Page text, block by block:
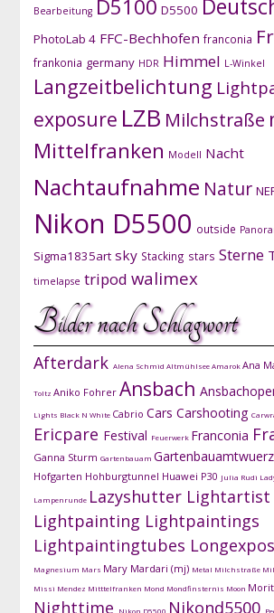
Bearbeitung D5100 D5500
PhotoLab 4 FFC-Bechhofen franconia
frankonia germany HDR Himmel L-Winkel
Langzeitbelichtung
exposure LZB Milchstraße
Mittelfranken Modell Nacht
Nachtaufnahme Natur
Nikon D5500 outside
Sigma1835art sky Stacking stars Sterne
timelapse tripod walimex
Bilder nach Schlagwort
Afterdark Alena Schmid AltmühlseeAmarokAna
Toltz Aniko Fohrer Ansbach
Lights Black N White Cabrio Cars Carshooting
Ericpare Festival Feuerwerk Franconia
Ganna Sturm Gartenbauam
Hofgarten Hohburgtunnel Huawei P30 Julia Rudi
Lampenrunde Lazyshutter Lightartist
Lightpainting Lightpaintings
Lightpaintingtubes
Magnesium Mars Mary Mardari (mj) Metal Milchstraße
Missi Mendez Mitttelfranken Mond Mondfinsternis Moon
Nighttime Nikond5500